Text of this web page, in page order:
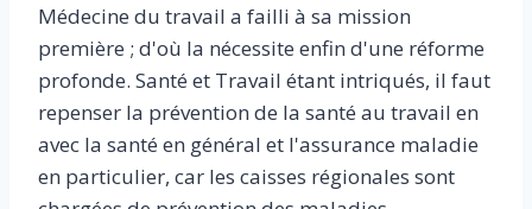
Médecine du travail a failli à sa mission
première ; d'où la nécessite enfin d'une réforme
profonde. Santé et Travail étant intriqués, il faut
repenser la prévention de la santé au travail en
avec la santé en général et l'assurance maladie
en particulier, car les caisses régionales sont